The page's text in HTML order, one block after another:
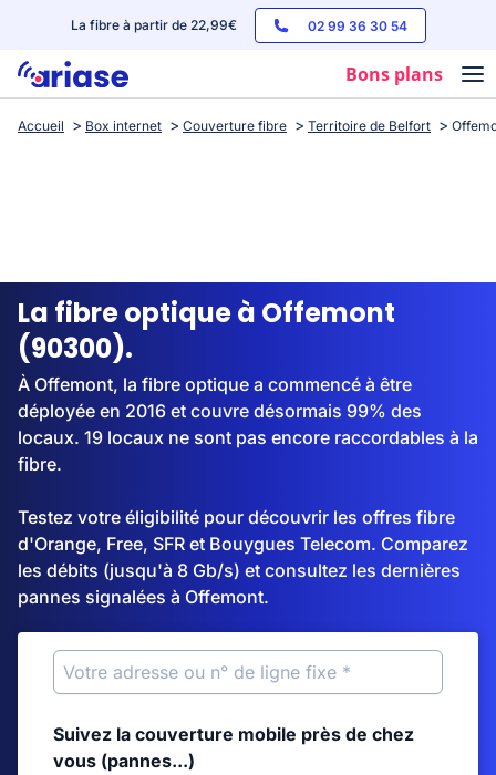
La fibre à partir de 22,99€ 02 99 36 30 54
Bons plans
Box internet
Streaming
Accueil Box internet Couverture fibre Territoire de Belfort
La fibre optique à Offemont
(90300).
À Offemont, la fibre optique a commencé à être
déployée en 2016 et couvre désormais 99% des
locaux. 19 locaux ne sont pas encore raccordables à la
fibre.
Testez votre éligibilité pour découvrir les offres fibre
d'Orange, Free, SFR et Bouygues Telecom. Comparez
les débits (jusqu'à 8 Gb/s) et consultez les dernières
pannes signalées à Offemont.
Suivez la couverture mobile près de chez
vous (pannes...)